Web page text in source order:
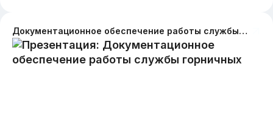
Документационное обеспечение работы службы горничных